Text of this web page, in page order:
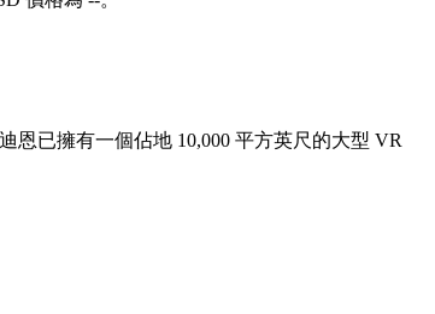
恩已擁有一個佔地 10,000 平方英尺的大型 VR